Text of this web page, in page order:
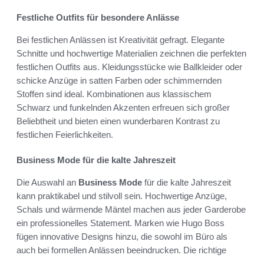
Festliche Outfits für besondere Anlässe
Bei festlichen Anlässen ist Kreativität gefragt. Elegante
Schnitte und hochwertige Materialien zeichnen die perfekten
festlichen Outfits aus. Kleidungsstücke wie Ballkleider oder
schicke Anzüge in satten Farben oder schimmernden
Stoffen sind ideal. Kombinationen aus klassischem
Schwarz und funkelnden Akzenten erfreuen sich großer
Beliebtheit und bieten einen wunderbaren Kontrast zu
festlichen Feierlichkeiten.
Business Mode für die kalte Jahreszeit
Die Auswahl an Business Mode für die kalte Jahreszeit
kann praktikabel und stilvoll sein. Hochwertige Anzüge,
Schals und wärmende Mäntel machen aus jeder Garderobe
ein professionelles Statement. Marken wie Hugo Boss
fügen innovative Designs hinzu, die sowohl im Büro als
auch bei formellen Anlässen beeindrucken. Die richtige